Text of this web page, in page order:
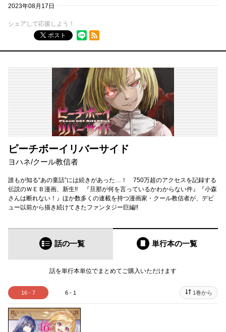
2023年08月17日
シェアして応援しよう！
ポスト
RSSフィード
ピーチボーイリバーサイド
ヨハネ/クール教信者
誰もが知る“あの童話”には続きがあった…！ 750万超のアクセスを記録する
伝説のＷＥＢ漫画、新生!! 『旦那が何を言っているかわからない件』『小森
さんは断れない！』ほか数多くの連載を持つ漫画家・クール教信者が、デビ
ュー以前から描き続けてきたファンタジー巨編!!
話の一覧 単行本の一覧
話を単行本単位でまとめてご購入いただけます
16 - 7 6 - 1 1巻から